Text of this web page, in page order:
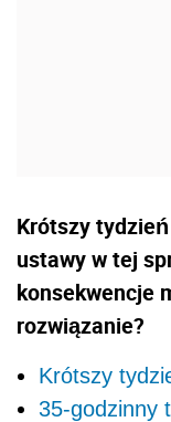
Krótszy
ustawy w tej
konsekwencje
rozwiązanie?
Krótszy
35-godzinny